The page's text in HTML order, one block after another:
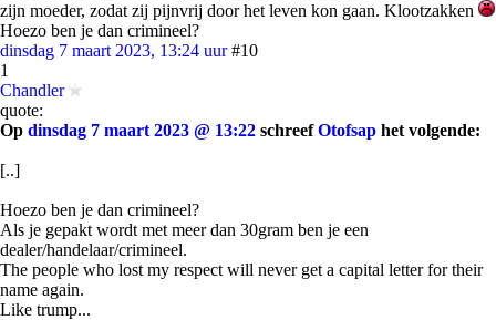
zijn moeder, zodat zij pijnvrij door het leven kon gaan. Klootzakken
Hoezo ben je dan crimineel?
dinsdag 7 maart 2023, 13:24 uur #10
1
Chandler
quote:
Op dinsdag 7 maart 2023 @ 13:22 schreefOtofsap het volgende:
[..]
Hoezo ben je dan crimineel?
Als je gepakt wordt met meer dan 30gram ben je een
dealer/handelaar/crimineel.
The people who lost my respect will never get a capital letter for their
name again.
Like trump...